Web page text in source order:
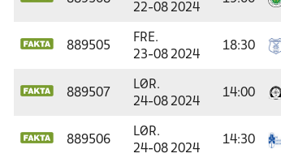
22-08 2024
889505
FRE.
23-08 2024
18:30
889507
LØR.
24-08 2024
14:00
889506
LØR.
24-08 2024
14:30